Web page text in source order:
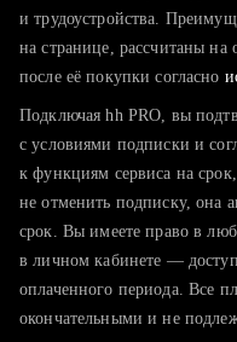
тратите много
хотите сравнить
и трудоустройства.
на странице, рассчитаны
после её покупки согласно
Подключая hh PRO, вы
с условиями подписки и
к функциям сервиса на
не отменить подписку, она
срок. Вы имеете право в
в личном кабинете —
оплаченного периода. Все
окончательными и не